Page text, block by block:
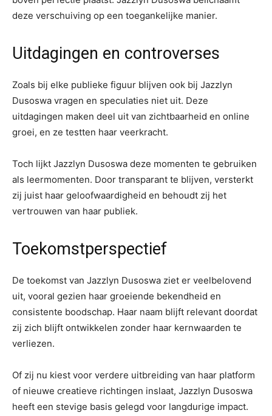
deze verschuiving op een toegankelijke manier.
Uitdagingen en controverses
Zoals bij elke publieke figuur blijven ook bij Jazzlyn
Dusoswa vragen en speculaties niet uit. Deze
uitdagingen maken deel uit van zichtbaarheid en online
groei, en ze testten haar veerkracht.
Toch lijkt Jazzlyn Dusoswa deze momenten te gebruiken
als leermomenten. Door transparant te blijven, versterkt
zij juist haar geloofwaardigheid en behoudt zij het
vertrouwen van haar publiek.
Toekomstperspectief
De toekomst van Jazzlyn Dusoswa ziet er veelbelovend
uit, vooral gezien haar groeiende bekendheid en
consistente boodschap. Haar naam blijft relevant doordat
zij zich blijft ontwikkelen zonder haar kernwaarden te
verliezen.
Of zij nu kiest voor verdere uitbreiding van haar platform
of nieuwe creatieve richtingen inslaat, Jazzlyn Dusoswa
heeft een stevige basis gelegd voor langdurige impact.